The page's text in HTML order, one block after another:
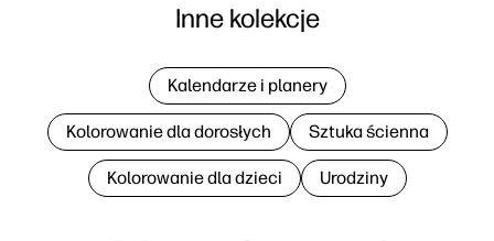
Inne kolekcje
Kalendarze i planery
Kolorowanie dla dorosłych Sztuka ścienna
Kolorowanie dla dzieci Urodziny